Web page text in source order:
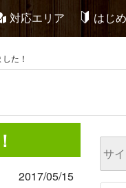
対応エリア はじ
た！
2017/05/15